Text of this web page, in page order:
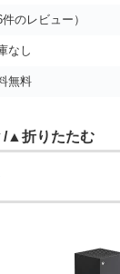
件のレビュー）
なし
無料
▲折りたたむ